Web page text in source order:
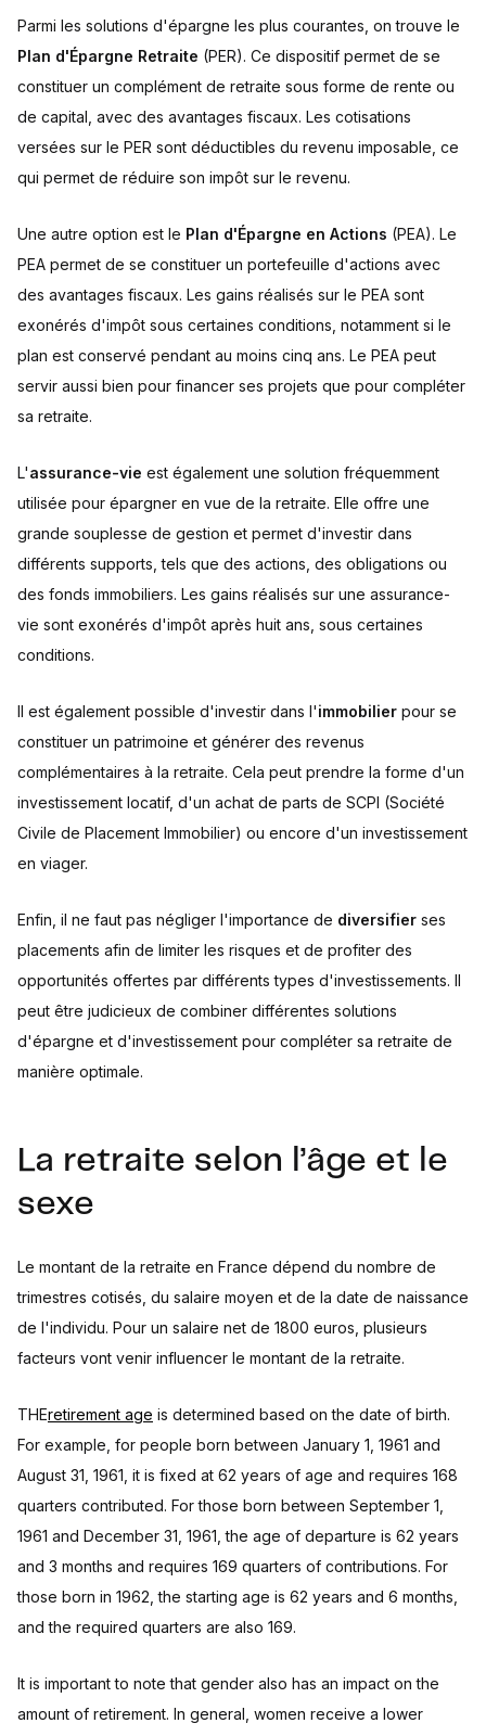
Parmi les solutions d'épargne les plus courantes, on trouve le
Plan d'Épargne Retraite (PER). Ce dispositif permet de se
constituer un complément de retraite sous forme de rente ou
de capital, avec des avantages fiscaux. Les cotisations
versées sur le PER sont déductibles du revenu imposable, ce
qui permet de réduire son impôt sur le revenu.
Une autre option est le Plan d'Épargne en Actions (PEA). Le
PEA permet de se constituer un portefeuille d'actions avec
des avantages fiscaux. Les gains réalisés sur le PEA sont
exonérés d'impôt sous certaines conditions, notamment si le
plan est conservé pendant au moins cinq ans. Le PEA peut
servir aussi bien pour financer ses projets que pour compléter
sa retraite.
L'assurance-vie est également une solution fréquemment
utilisée pour épargner en vue de la retraite. Elle offre une
grande souplesse de gestion et permet d'investir dans
différents supports, tels que des actions, des obligations ou
des fonds immobiliers. Les gains réalisés sur une assurance-
vie sont exonérés d'impôt après huit ans, sous certaines
conditions.
Il est également possible d'investir dans l'immobilier pour se
constituer un patrimoine et générer des revenus
complémentaires à la retraite. Cela peut prendre la forme d'un
investissement locatif, d'un achat de parts de SCPI (Société
Civile de Placement Immobilier) ou encore d'un investissement
en viager.
Enfin, il ne faut pas négliger l'importance de diversifier ses
placements afin de limiter les risques et de profiter des
opportunités offertes par différents types d'investissements. Il
peut être judicieux de combiner différentes solutions
d'épargne et d'investissement pour compléter sa retraite de
manière optimale.
La retraite selon l’âge et le
sexe
Le montant de la retraite en France dépend du nombre de
trimestres cotisés, du salaire moyen et de la date de naissance
de l'individu. Pour un salaire net de 1800 euros, plusieurs
facteurs vont venir influencer le montant de la retraite.
THEretirement age is determined based on the date of birth.
For example, for people born between January 1, 1961 and
August 31, 1961, it is fixed at 62 years of age and requires 168
quarters contributed. For those born between September 1,
1961 and December 31, 1961, the age of departure is 62 years
and 3 months and requires 169 quarters of contributions. For
those born in 1962, the starting age is 62 years and 6 months,
and the required quarters are also 169.
It is important to note that gender also has an impact on the
amount of retirement. In general, women receive a lower